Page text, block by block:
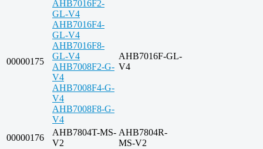
00000175
AHB7016F2-
GL-V4
AHB7016F4-
GL-V4
AHB7016F8-
GL-V4
AHB7008F2-G-
V4
AHB7008F4-G-
V4
AHB7008F8-G-
V4
AHB7016F-GL-
V4
00000176
AHB7804T-MS-
V2
AHB7804R-
MS-V2